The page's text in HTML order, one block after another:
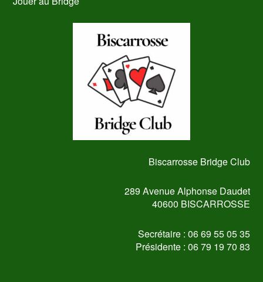
Biscarrosse Bridge Club
289 Avenue Alphonse Daudet
40600 BISCARROSSE
Secrétaire : 06 69 55 05 35
Présidente : 06 79 19 70 83